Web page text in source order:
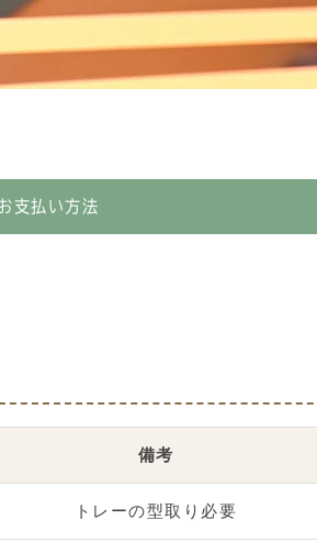
支払い方法
備考
トレーの型取り必要